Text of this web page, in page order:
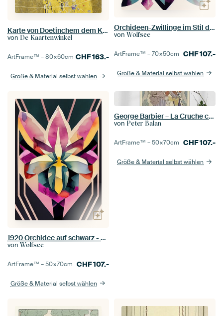
Karte von Doetinchem dem Kuss von Gustav Klimt
von De Kaartenwinkel
ArtFrame™ –80×60cm CHF163.-
Größe & Material selbst wählen
Orchideen-Zwillinge im Stil der 1920er Jahre
von Wolfsee
ArtFrame™ –70×50cm CHF107.-
Größe & Material selbst wählen
1920 Orchidee auf schwarz - Art Deco Aquarell
von Wolfsee
ArtFrame™ –50×70cm CHF107.-
Größe & Material selbst wählen
George Barbier – La Cruche caffée (1925)
von Peter Balan
ArtFrame™ –50×70cm CHF107.-
Größe & Material selbst wählen